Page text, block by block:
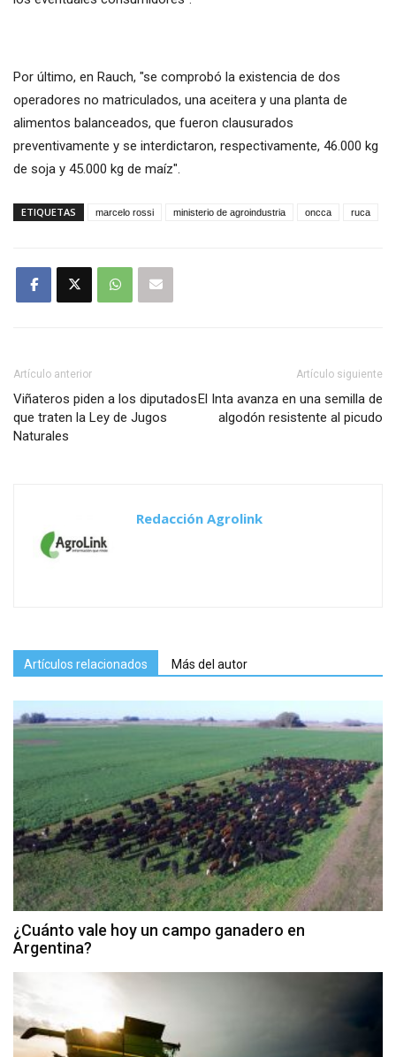
Por último, en Rauch, "se comprobó la existencia de dos
operadores no matriculados, una aceitera y una planta de
alimentos balanceados, que fueron clausurados
preventivamente y se interdictaron, respectivamente, 46.000 kg
de soja y 45.000 kg de maíz".
ETIQUETAS marcelo rossi ministerio de agroindustria oncca ruca
Artículo anterior
Viñateros piden a los diputados
que traten la Ley de Jugos
Naturales
Artículo siguiente
El Inta avanza en una semilla de
algodón resistente al picudo
Redacción Agrolink
Artículos relacionados Más del autor
¿Cuánto vale hoy un campo ganadero en
Argentina?